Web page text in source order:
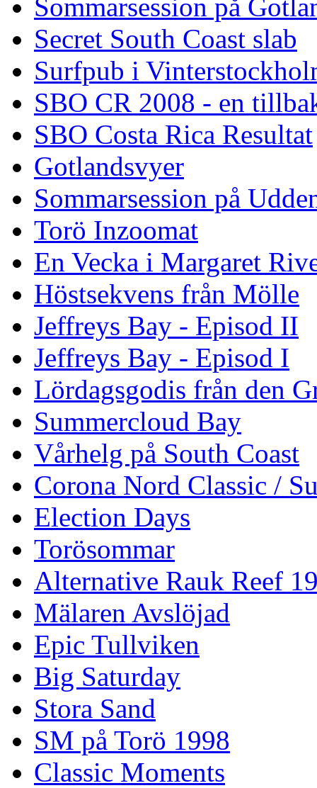
Sommarsession på
Secret South Coast slab
Surfpub i
SBO CR 2008 - en
SBO Costa Rica Resultat
Gotlandsvyer
Sommarsession på
Torö Inzoomat
En Vecka i Margaret
Höstsekvens från Mölle
Jeffreys Bay - Episod II
Jeffreys Bay - Episod I
Lördagsgodis från den
Summercloud Bay
Vårhelg på South Coast
Corona Nord Classic /
Election Days
Torösommar
Alternative Rauk Reef
Mälaren Avslöjad
Epic Tullviken
Big Saturday
Stora Sand
SM på Torö 1998
Classic Moments